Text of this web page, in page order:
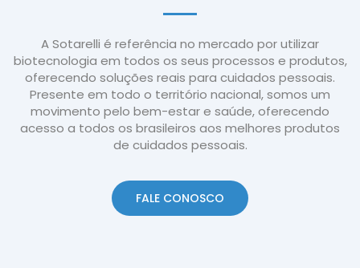
A Sotarelli é referência no mercado por utilizar
biotecnologia em todos os seus processos e produtos,
oferecendo soluções reais para cuidados pessoais.
Presente em todo o território nacional, somos um
movimento pelo bem-estar e saúde, oferecendo
acesso a todos os brasileiros aos melhores produtos
de cuidados pessoais.
FALE CONOSCO